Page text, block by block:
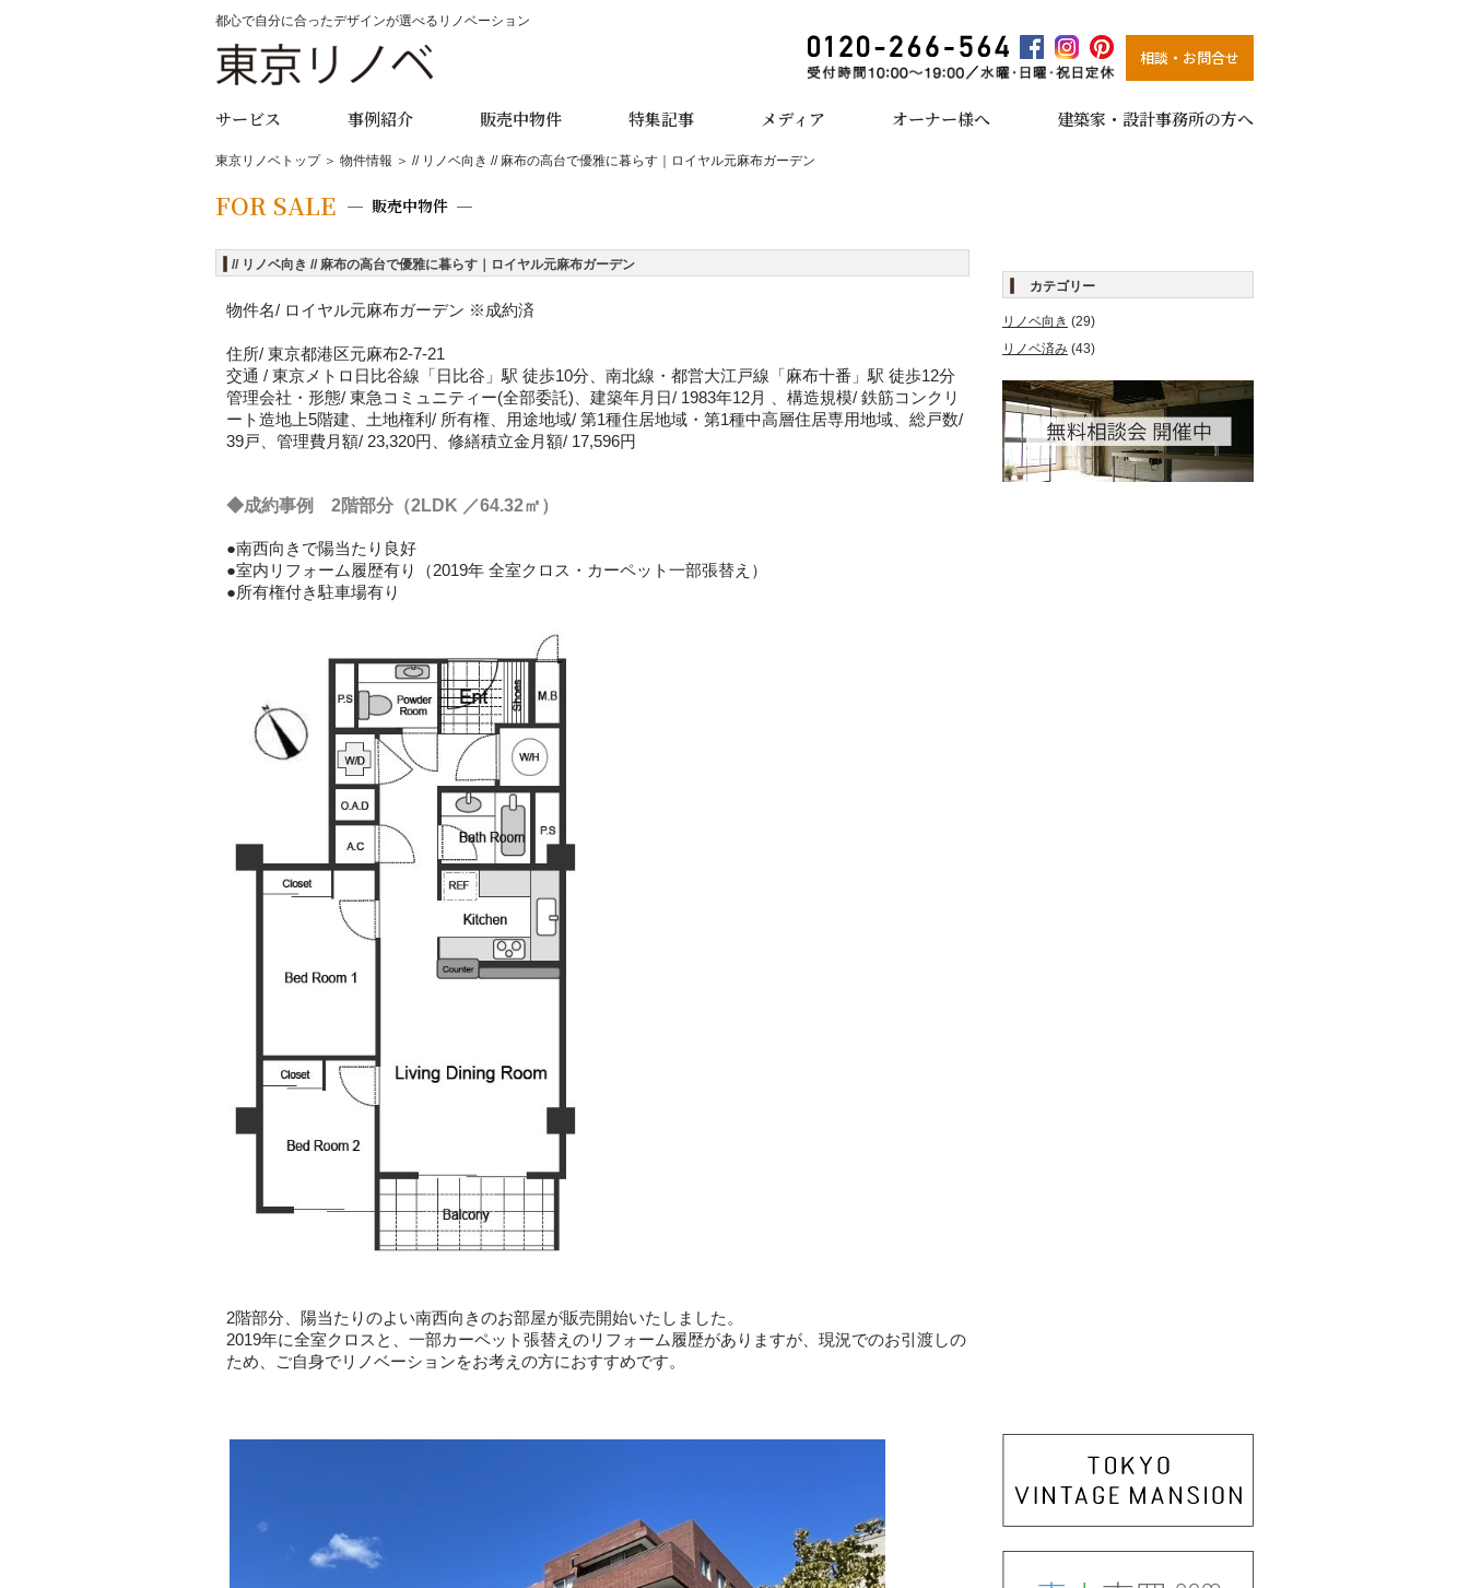
都心で自分に合ったデザインが選べるリノベーション
0120-266-564
相談・お問合せ
サービス 事例紹介 販売中物件 特集記事 メディア オーナー様へ 建築家・設計事務所の方へ
東京リノベトップ＞ 物件情報 ＞ // リノベ向き // 麻布の高台で優雅に暮らす｜ロイヤル元麻布ガーデン
FOR SALE 販売中物件
// リノベ向き // 麻布の高台で優雅に暮らす｜ロイヤル元麻布ガーデン
物件名/ ロイヤル元麻布ガーデン ※成約済
住所/ 東京都港区元麻布2-7-21
交通 / 東京メトロ日比谷線「日比谷」駅 徒歩10分、南北線・都営大江戸線「麻布十番」駅 徒歩12分
管理会社・形態/ 東急コミュニティー(全部委託)、建築年月日/ 1983年12月 、構造規模/ 鉄筋コンクリ
ート造地上5階建、土地権利/ 所有権、用途地域/ 第1種住居地域・第1種中高層住居専用地域、総戸数/
39戸、管理費月額/ 23,320円、修繕積立金月額/ 17,596円
◆成約事例 2階部分（2LDK ／64.32㎡）
●南西向きで陽当たり良好
●室内リフォーム履歴有り（2019年 全室クロス・カーペット一部張替え）
●所有権付き駐車場有り
2階部分、陽当たりのよい南西向きのお部屋が販売開始いたしました。
2019年に全室クロスと、一部カーペット張替えのリフォーム履歴がありますが、現況でのお引渡しの
ため、ご自身でリノベーションをお考えの方におすすめです。
カテゴリー
リノベ向き (29)
リノベ済み (43)